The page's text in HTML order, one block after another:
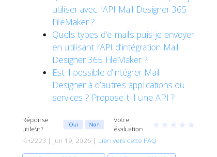
utiliser avec l’API Mail Designer 365
FileMaker ?
Quels types d’e-mails puis-je envoyer
en utilisant l’API d’intégration Mail
Designer 365 FileMaker ?
Est-il possible d’intégrer Mail
Designer à d’autres applications ou
services ? Propose-t-il une API ?
Réponse
utile\n?
Oui Non
Votre
évaluation
★ ★ ★ ★ ★
KH2223 | Jun 19, 2026 | Lien vers cette FAQ